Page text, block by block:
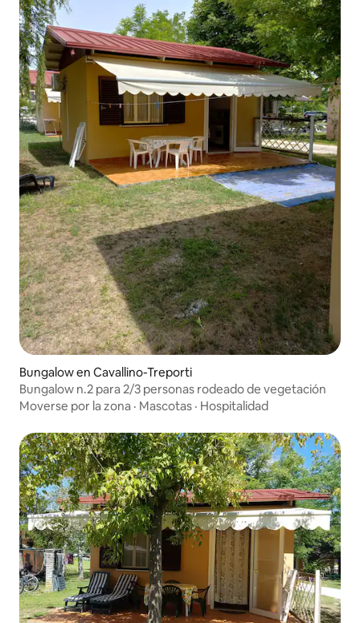
Bungalow en Cavallino-Treporti
Bungalow n.2 para 2/3 personas rodeado de vegetación
Moverse por la zona · Mascotas · Hospitalidad